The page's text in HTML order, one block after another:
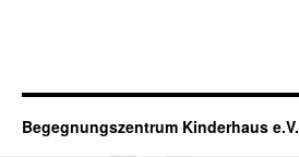
Begegnungszentrum Kinderhaus e.V.